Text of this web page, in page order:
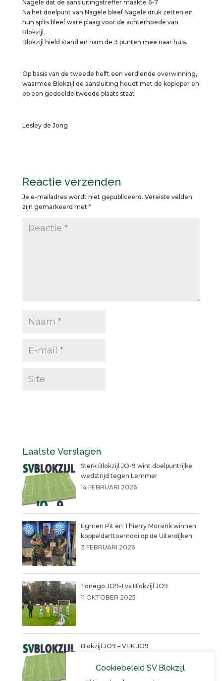
Nagele dat de aansluitingstreffer maakte 6-7
Na het doelpunt van Nagele bleef Nagele druk zetten en
hun spits bleef ware plaag voor de achterhoede van
Blokzijl.
Blokzijl hield stand en nam de 3 punten mee naar huis.
Op basis van de tweede helft een verdiende overwinning,
waarmee Blokzijl de aansluiting houdt met de koploper en
op een gedeelde tweede plaats staat
Lesley de Jong
Reactie verzenden
Je e-mailadres wordt niet gepubliceerd. Vereiste velden
zijn gemarkeerd met *
Laatste Verslagen
Sterk Blokzijl JO-9 wint doelpuntrijke
wedstrijd tegen Lemmer
14 FEBRUARI 2026
Egmen Pit en Thierry Morsink winnen
koppeldarttoernooi op de Uiterdijken
3 FEBRUARI 2026
Tonego JO9-1 vs Blokzijl JO9
11 OKTOBER 2025
Blokzijl JO9 – VHK JO9
Cookiebeleid SV Blokzijl